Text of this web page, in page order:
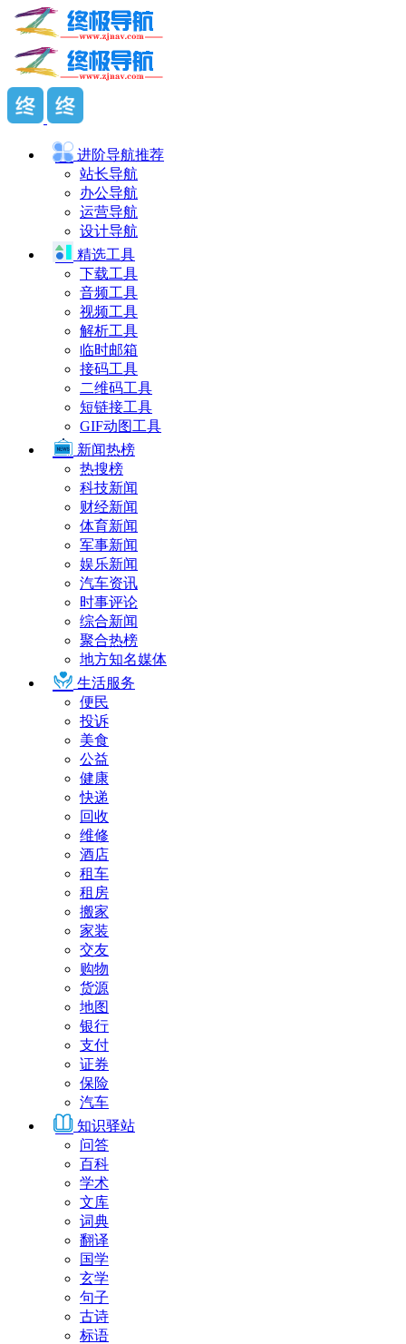
进阶导航推荐
站长导航
办公导航
运营导航
设计导航
精选工具
下载工具
音频工具
视频工具
解析工具
临时邮箱
接码工具
二维码工具
短链接工具
GIF动图工具
新闻热榜
热搜榜
科技新闻
财经新闻
体育新闻
军事新闻
娱乐新闻
汽车资讯
时事评论
综合新闻
聚合热榜
地方知名媒体
生活服务
便民
投诉
美食
公益
健康
快递
回收
维修
酒店
租车
租房
搬家
家装
交友
购物
货源
地图
银行
支付
证券
保险
汽车
知识驿站
问答
百科
学术
文库
词典
翻译
国学
玄学
句子
古诗
标语